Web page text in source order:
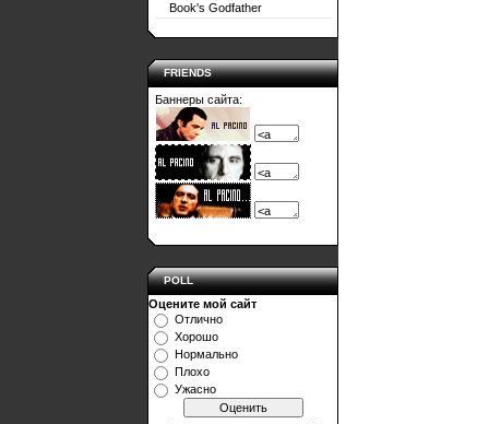
Book's Godfather
FRIENDS
Баннеры сайта:
POLL
Оцените мой сайт
Отлично
Хорошо
Нормально
Плохо
Ужасно